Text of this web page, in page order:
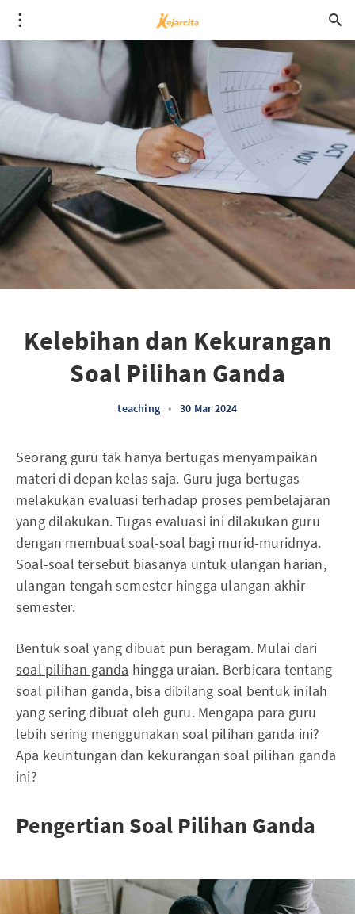
Kelebihan dan Kekurangan
Soal Pilihan Ganda
teaching • 30 Mar 2024
Seorang guru tak hanya bertugas menyampaikan
materi di depan kelas saja. Guru juga bertugas
melakukan evaluasi terhadap proses pembelajaran
yang dilakukan. Tugas evaluasi ini dilakukan guru
dengan membuat soal-soal bagi murid-muridnya.
Soal-soal tersebut biasanya untuk ulangan harian,
ulangan tengah semester hingga ulangan akhir
semester.
Bentuk soal yang dibuat pun beragam. Mulai dari
soal pilihan ganda hingga uraian. Berbicara tentang
soal pilihan ganda, bisa dibilang soal bentuk inilah
yang sering dibuat oleh guru. Mengapa para guru
lebih sering menggunakan soal pilihan ganda ini?
Apa keuntungan dan kekurangan soal pilihan ganda
ini?
Pengertian Soal Pilihan Ganda